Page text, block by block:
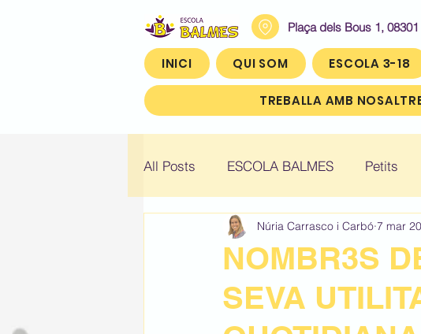
Plaça dels Bous 1, 08301
INICI QUI SOM ESCOLA 3-18
TREBALLA AMB
All Posts ESCOLA BALMES Petits
Històric: Infantil 4 Històric: Infantil 5
Històric: Quart (4t) Històric: Cinquè
NOMBR3S
SEVA
Núria Carrasco i Carbó 7 mar